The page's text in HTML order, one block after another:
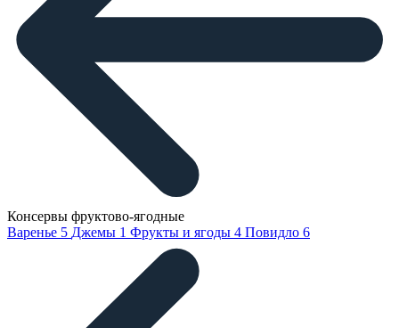
Консервы фруктово-ягодные
Варенье 5 Джемы 1 Фрукты и ягоды 4 Повидло 6